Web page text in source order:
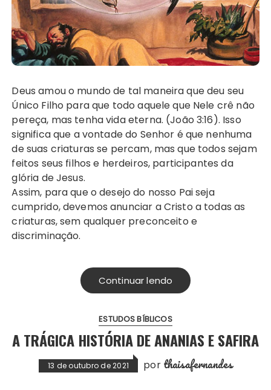
Deus amou o mundo de tal maneira que deu seu
Único Filho para que todo aquele que Nele crê não
pereça, mas tenha vida eterna. (João 3:16). Isso
significa que a vontade do Senhor é que nenhuma
de suas criaturas se percam, mas que todos sejam
feitos seus filhos e herdeiros, participantes da
glória de Jesus.
Assim, para que o desejo do nosso Pai seja
cumprido, devemos anunciar a Cristo a todas as
criaturas, sem qualquer preconceito e
discriminação.
Continuar lendo
ESTUDOS BÍBLICOS
A TRÁGICA HISTÓRIA DE ANANIAS E SAFIRA
13 de outubro de 2021 por thaisafernandes